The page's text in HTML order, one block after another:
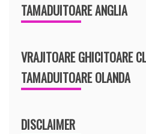
TAMADUITOARE ANGLIA
VRAJITOARE GHICITOARE
TAMADUITOARE OLANDA
DISCLAIMER